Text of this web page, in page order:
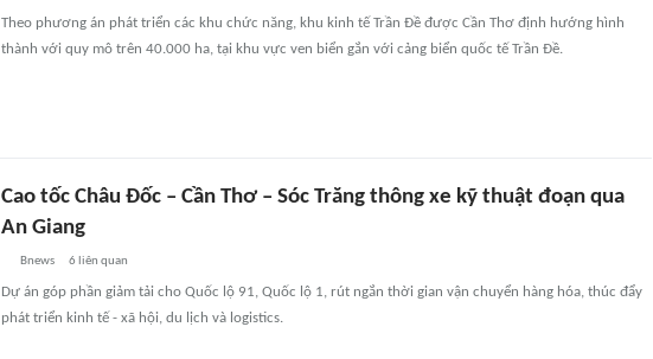
Theo phương án phát triển các khu chức năng, khu kinh tế Trần Đề được Cần Thơ định hướng hình
thành với quy mô trên 40.000 ha, tại khu vực ven biển gắn với cảng biển quốc tế Trần Đề.
Cao tốc Châu Đốc – Cần Thơ – Sóc Trăng thông xe kỹ thuật đoạn qua
An Giang
Bnews 6 liên quan
Dự án góp phần giảm tải cho Quốc lộ 91, Quốc lộ 1, rút ngắn thời gian vận chuyển hàng hóa, thúc đẩy
phát triển kinh tế - xã hội, du lịch và logistics.